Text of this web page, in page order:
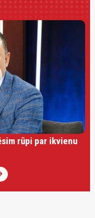
rūpi par ikvienu